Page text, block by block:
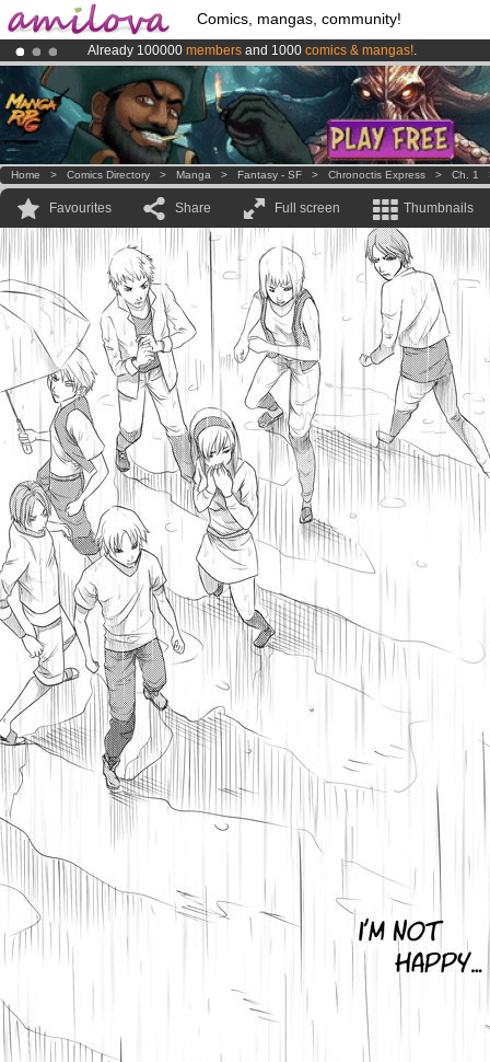
Comics, mangas, community!
Already 100000 members and 1000 comics & mangas!.
Premium membership from3.95 eurosper month !Get membership
AmilovaKickstarter is now LIVE!.
Home > Comics Directory > Manga > Fantasy - SF > Chronoctis Express > Ch. 1
Favourites Share Full screen Thumbnails